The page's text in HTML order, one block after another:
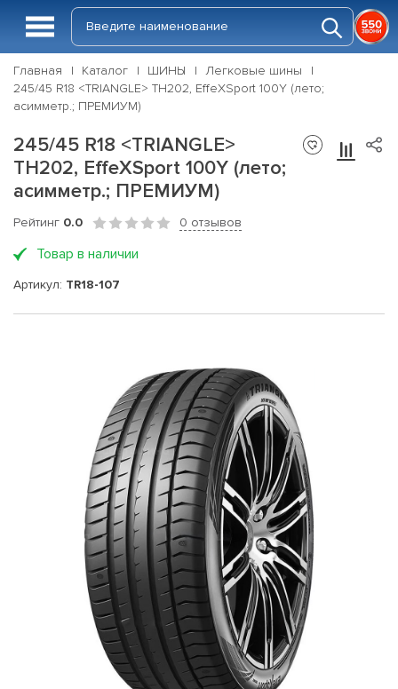
Главная Каталог ШИНЫ
Легковые шины
245/45 R18 <TRIANGLE> TH202, EffeXSport 100Y (лето;
асимметр.; ПРЕМИУМ)
245/45 R18 <TRIANGLE>
TH202, EffeXSport 100Y (лето;
асимметр.; ПРЕМИУМ)
Рейтинг 0.0 0 отзывов
Товар в наличии
Артикул: TR18-107